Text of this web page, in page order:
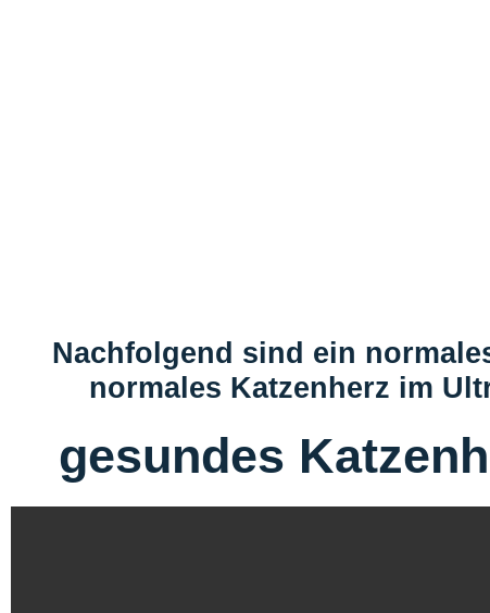
Nachfolgend sind ein
normales Katzenherz im
gesundes